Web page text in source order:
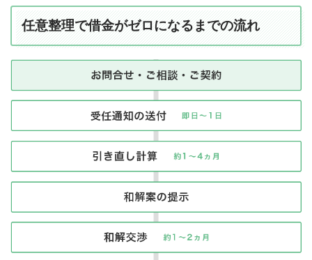
任意整理で借金がゼロになるまでの流れ